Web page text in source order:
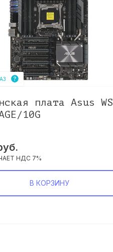
плата Asus WS
10G
НДС 7%
В КОРЗИНУ